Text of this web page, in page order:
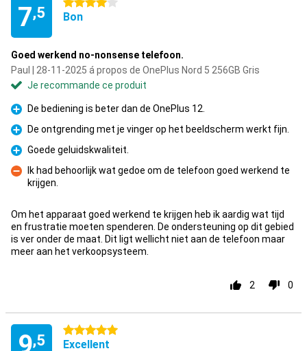
7,5
4 étoiles
Bon
Goed werkend no-nonsense telefoon.
Paul | 28-11-2025 á propos de OnePlus Nord 5 256GB Gris
Je recommande ce produit
Pour
De bediening is beter dan de OnePlus 12.
Pour
De ontgrending met je vinger op het beeldscherm werkt fijn.
Pour
Goede geluidskwaliteit.
Contre
Ik had behoorlijk wat gedoe om de telefoon goed werkend te
krijgen.
Om het apparaat goed werkend te krijgen heb ik aardig wat tijd
en frustratie moeten spenderen. De ondersteuning op dit gebied
is ver onder de maat. Dit ligt wellicht niet aan de telefoon maar
meer aan het verkoopsysteem.
2 0
9,5
5 étoiles
Excellent